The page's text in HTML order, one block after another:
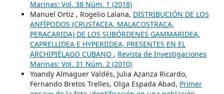
Marinas: Vol. 38 Núm. 1 (2018)
Manuel Ortiz , Rogelio Lalana, DISTRIBUCIÓN DE LOS
ANFÍPODOS (CRUSTACEA, MALACOSTRACA,
PERACARIDA) DE LOS SUBÓRDENES GAMMARIDEA,
CAPRELLIDEA E HYPERIIDEA, PRESENTES EN EL
ARCHIPIÉLAGO CUBANO , Revista de Investigaciones
Marinas: Vol. 31 Núm. 2 (2010)
Yoandy Almaguer Valdés, Julia Azanza Ricardo,
Fernando Bretos Trelles, Olga Espada Abad, Primer